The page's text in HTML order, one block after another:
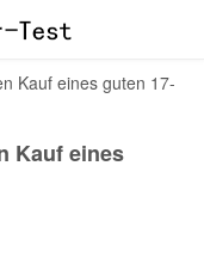
Kauf eines guten 17-
Kauf eines